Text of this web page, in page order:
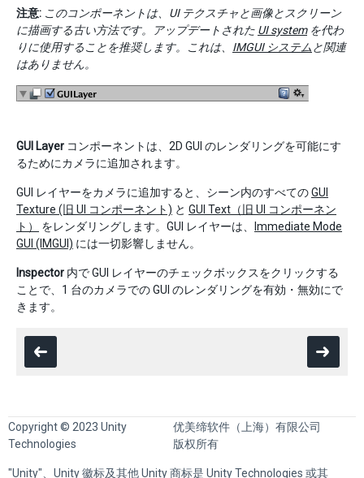
注意: このコンポーネントは、UI テクスチャと画像とスクリーン
に描画する古い方法です。アップデートされた UI systemを代わ
りに使用することを推奨します。これは、 IMGUI システムと関連
はありません。
GUI Layer コンポーネントは、2D GUI のレンダリングを可能にす
るためにカメラに追加されます。
GUI レイヤーをカメラに追加すると、シーン内のすべてのGUI
Texture (旧 UI コンポーネント) と GUI Text（旧 UI コンポーネン
ト）
をレンダリングします。GUI レイヤーは、
Immediate Mode
GUI (IMGUI) には一切影響しません。
Inspector 内で GUI レイヤーのチェックボックスをクリックする
ことで、1 台のカメラでの GUI のレンダリングを有効・無効にで
きます。
Copyright © 2023 Unity
Technologies
优美缔软件（上海）有限公司
版权所有
"Unity"、Unity 徽标及其他 Unity 商标是 Unity Technologies 或其